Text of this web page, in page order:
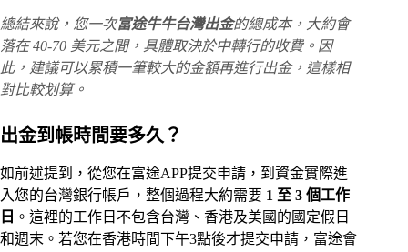
總結來說，您一次富途牛牛台灣出金的總成本，大約會
落在 40-70 美元之間，具體取決於中轉行的收費。因
此，建議可以累積一筆較大的金額再進行出金，這樣相
對比較划算。
出金到帳時間要多久？
如前述提到，從您在富途APP提交申請，到資金實際進
入您的台灣銀行帳戶，整個過程大約需要 1 至 3 個工作
日 。這裡的工作日不包含台灣、香港及美國的國定假日
和週末。若您在香港時間下午3點後才提交申請，富途會